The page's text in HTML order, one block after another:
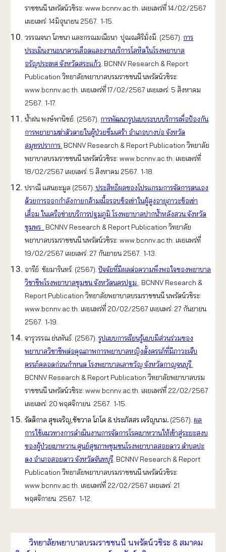
ราชชนนี นพรัตน์วชิระ: www.bcnnv.ac.th. เผยแพร่ที่ 14/02/2567
เผยแพร่: 14มิถุนายน 2567. 1-15.
วรรณจนา โภชนา และกรณมณีธนา ปุณณศิริมั่งมี. (2567). การ
ประเมินงานธนาคารเลือดและงานบริการโลหิตในโรงพยาบาล
อรัญประเทศ จังหวัดสระแก้ว . BCNNV Research & Report
Publication วิทยาลัยพยาบาลบรมราชชนนี นพรัตน์วชิระ:
www.bcnnv.ac.th. เผยแพร่ที่ 17/02/2567 เผยแพร่: 5 สิงหาคม
2567. 1-17.
น้ำฝน พงษ์พานิชย์. (2567). การพัฒนารูปแบบระบบบริการเพื่อป้องกัน
การพยายามฆ่าตัวตายในผู้ป่วยซึมเศร้า อำเภอบางบ่อ จังหวัด
สมุทรปราการ BCNNV Research & Report Publication วิทยาลัย
พยาบาลบรมราชชนนี นพรัตน์วชิระ: www.bcnnv.ac.th. เผยแพร่ที่
18/02/2567 เผยแพร่: 5 สิงหาคม 2567. 1-18.
ปราณี แสนยะมูล (2567). ประสิทธิผลของโปรแกรมการจัดการตนเอง
ด้วยการออกกำลังกายกล้ามเนื้อรอบข้อเข่าในผู้สูงอายุภาวะข้อเข่า
เสื่อม ในเครือข่ายบริการปฐมภูมิ โรงพยาบาลปากน้ำหลังสวน จังหวัด
ชุมพร .
BCNNV Research & Report Publication วิทยาลัย
พยาบาลบรมราชชนนี นพรัตน์วชิระ: www.bcnnv.ac.th. เผยแพร่ที่
19/02/2567 เผยแพร่: 27 กันยายน 2567. 1-13.
อารีย์ ชัยมารินทร์. (2567).ปัจจัยที่มีผลต่อความพึงพอใจของพยาบาล
วิชาชีพโรงพยาบาลชุมชน จังหวัดนครปฐม
. BCNNV Research &
Report Publication วิทยาลัยพยาบาลบรมราชชนนี นพรัตน์วชิระ:
www.bcnnv.ac.th. เผยแพร่ที่ 20/02/2567 เผยแพร่: 27 กันยายน
2567. 1-19.
จารุวรรณ ย่นพันธ์. (2567).รูปแบบการเรียนรู้แบบมีส่วนร่วมของ
พยาบาลวิชาชีพต่อคุณภาพการพยาบาลหญิงตั้งครรภ์ที่มีภาวะเจ็บ
ครรภ์คลอดก่อนกําหนด โรงพยาบาลเลาขวัญ จังหวัดกาญจนบุรี.
BCNNV Research & Report Publication วิทยาลัยพยาบาลบรม
ราชชนนี นพรัตน์วชิระ: www.bcnnv.ac.th. เผยแพร่ที่ 22/02/2567
เผยแพร่: 20 พฤศจิกายน 2567. 1-15.
รัตติกาล สุขเจริญ,ชัชวาล โภโค & ประภัสสร เจริญนาม. (2567). ผล
การใช้แนวทางการดำเนินงานการจัดการโรคเบาหวานให้เข้าสู่ระยะสงบ
ของผู้ป่วยเบาหวาน ศูนย์สุขภาพชุมชนโรงพยาบาลสอยดาว ตำบลปะ
ตง อำเภอสอยดาว จังหวัดจันทบุรี . BCNNV Research & Report
Publication วิทยาลัยพยาบาลบรมราชชนนี นพรัตน์วชิระ:
www.bcnnv.ac.th. เผยแพร่ที่ 22/02/2567 เผยแพร่: 21
พฤศจิกายน 2567. 1-12.
วิทยาลัยพยาบาลบรมราชชนนี นพรัตน์วชิระ & สมาคม